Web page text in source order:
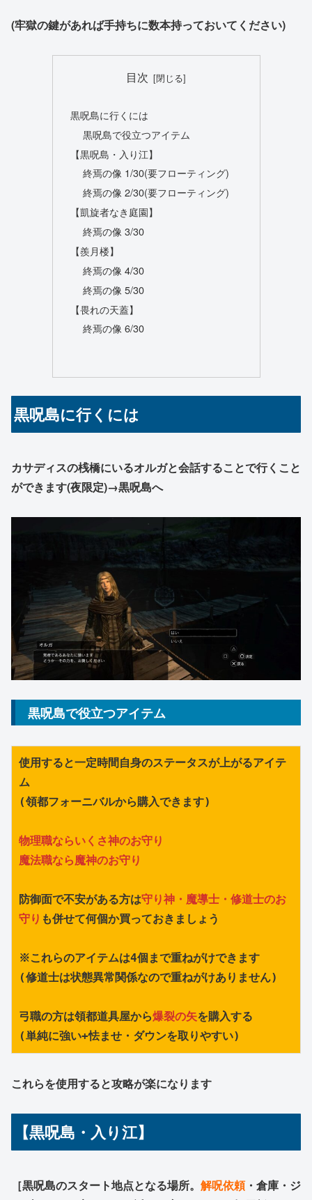
(牢獄の鍵があれば手持ちに数本持っておいてください)
目次
黒呪島に行くには
黒呪島で役立つアイテム
【黒呪島・入り江】
終焉の像 1/30(要フローティング)
終焉の像 2/30(要フローティング)
【凱旋者なき庭園】
終焉の像 3/30
【羨月楼】
終焉の像 4/30
終焉の像 5/30
【畏れの天蓋】
終焉の像 6/30
黒呪島に行くには
カサディスの桟橋にいるオルガと会話することで行くこと
ができます(夜限定)→黒呪島へ
黒呪島で役立つアイテム
使用すると一定時間自身のステータスが上がるアイテ
ム
(領都フォーニバルから購入できます)
物理職ならいくさ神のお守り
魔法職なら魔神のお守り
防御面で不安がある方は守り神・魔導士・修道士のお
守り も併せて何個か買っておきましょう
※これらのアイテムは4個まで重ねがけできます
(修道士は状態異常関係なので重ねがけありません)
弓職の方は領都道具屋から爆裂の矢を購入する
(単純に強い+怯ませ・ダウンを取りやすい)
これらを使用すると攻略が楽になります
【黒呪島・入り江】
［黒呪島のスタート地点となる場所。 解呪依頼・倉庫・ジ